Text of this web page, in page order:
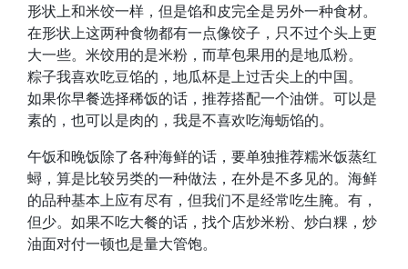
形状上和米饺一样，但是馅和皮完全是另外一种食材。
在形状上这两种食物都有一点像饺子，只不过个头上更
大一些。米饺用的是米粉，而草包果用的是地瓜粉。
粽子我喜欢吃豆馅的，地瓜杯是上过舌尖上的中国。
如果你早餐选择稀饭的话，推荐搭配一个油饼。可以是
素的，也可以是肉的，我是不喜欢吃海蛎馅的。
午饭和晚饭除了各种海鲜的话，要单独推荐糯米饭蒸红
蟳，算是比较另类的一种做法，在外是不多见的。海鲜
的品种基本上应有尽有，但我们不是经常吃生腌。有，
但少。如果不吃大餐的话，找个店炒米粉、炒白粿，炒
油面对付一顿也是量大管饱。